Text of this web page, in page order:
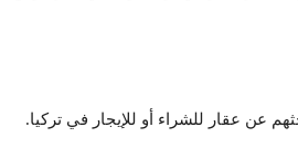
عن عقار للشراء أو للإيجار في تركيا.